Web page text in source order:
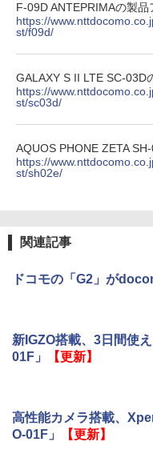
F-09D ANTEPRIMAの製品
https://
st/f09d/
GALAXY S II LTE SC-03D
https://
st/sc03d/
AQUOS PHONE ZETA
https://
st/sh02e/
関連記事
ドコモの「G2」が
新IGZO搭載、3日間使
01F」
【更新】
高性能カメラ搭載、
O-01F」
【更新】